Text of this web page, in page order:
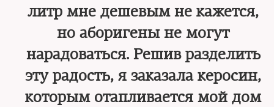
литр мне дешевым не кажется,
но аборигены не могут
нарадоваться. Решив разделить
эту радость, я заказала керосин,
которым отапливается мой дом